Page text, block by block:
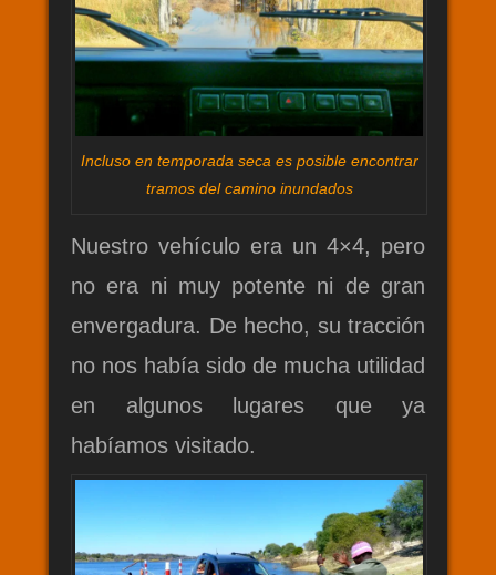
Incluso en temporada seca es posible encontrar
tramos del camino inundados
Nuestro vehículo era un 4×4, pero
no era ni muy potente ni de gran
envergadura. De hecho, su tracción
no nos había sido de mucha utilidad
en algunos lugares que ya
habíamos visitado.